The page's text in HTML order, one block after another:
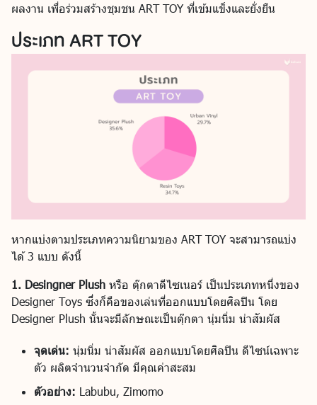
ผลงาน เพื่อร่วมสร้างชุมชน ART TOY ที่เข้มแข็งและยั่งยืน
ประเภท ART TOY
หากแบ่งตามประเภทความนิยามของ ART TOY จะสามารถแบ่ง
ได้ 3 แบบ ดังนี้
1. Desingner Plush หรือ ตุ๊กตาดีไซเนอร์ เป็นประเภทหนึ่งของ
Designer Toys ซึ่งก็คือของเล่นที่ออกแบบโดยศิลปิน โดย
Designer Plush นั้นจะมีลักษณะเป็นตุ๊กตา นุ่มนิ่ม น่าสัมผัส
จุดเด่น: นุ่มนิ่ม น่าสัมผัส ออกแบบโดยศิลปิน ดีไซน์เฉพาะ
ตัว ผลิตจำนวนจำกัด มีคุณค่าสะสม
ตัวอย่าง: Labubu, Zimomo